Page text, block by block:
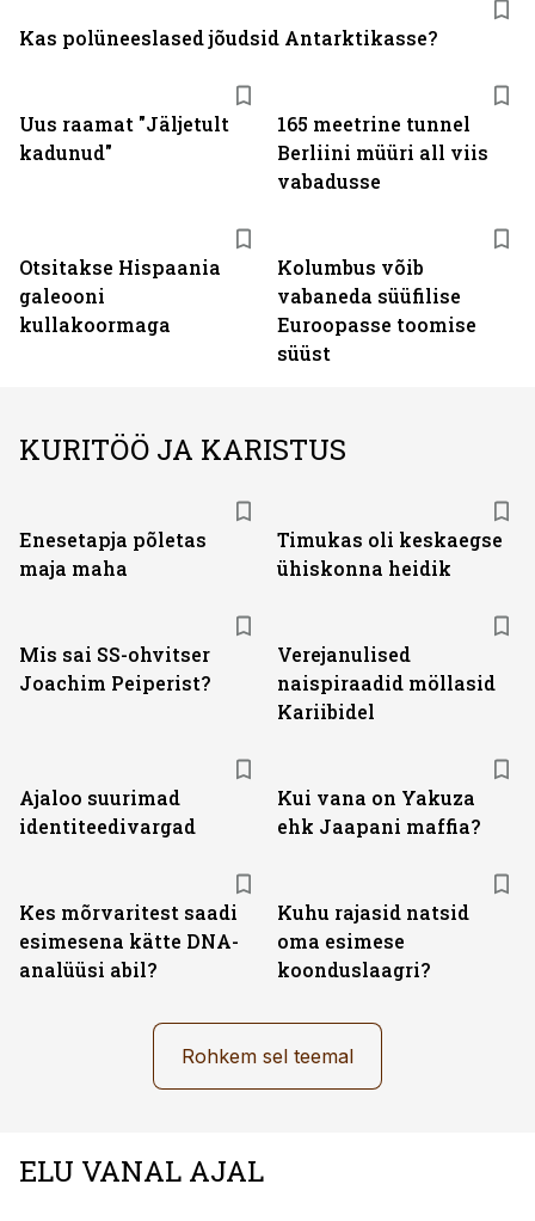
Uus raamat "Jäljetult
kadunud"
165 meetrine tunnel
Berliini müüri all viis
vabadusse
Otsitakse Hispaania
galeooni
kullakoormaga
Kolumbus võib
vabaneda süüfilise
Euroopasse toomise
süüst
Kas polüneeslased jõudsid Antarktikasse?
KURITÖÖ JA KARISTUS
Enesetapja põletas
maja maha
Timukas oli keskaegse
ühiskonna heidik
Mis sai SS-ohvitser
Joachim Peiperist?
Verejanulised
naispiraadid möllasid
Kariibidel
Ajaloo suurimad
identiteedivargad
Kui vana on Yakuza
ehk Jaapani maffia?
Kes mõrvaritest saadi
esimesena kätte DNA-
analüüsi abil?
Kuhu rajasid natsid
oma esimese
koonduslaagri?
Rohkem sel teemal
ELU VANAL AJAL